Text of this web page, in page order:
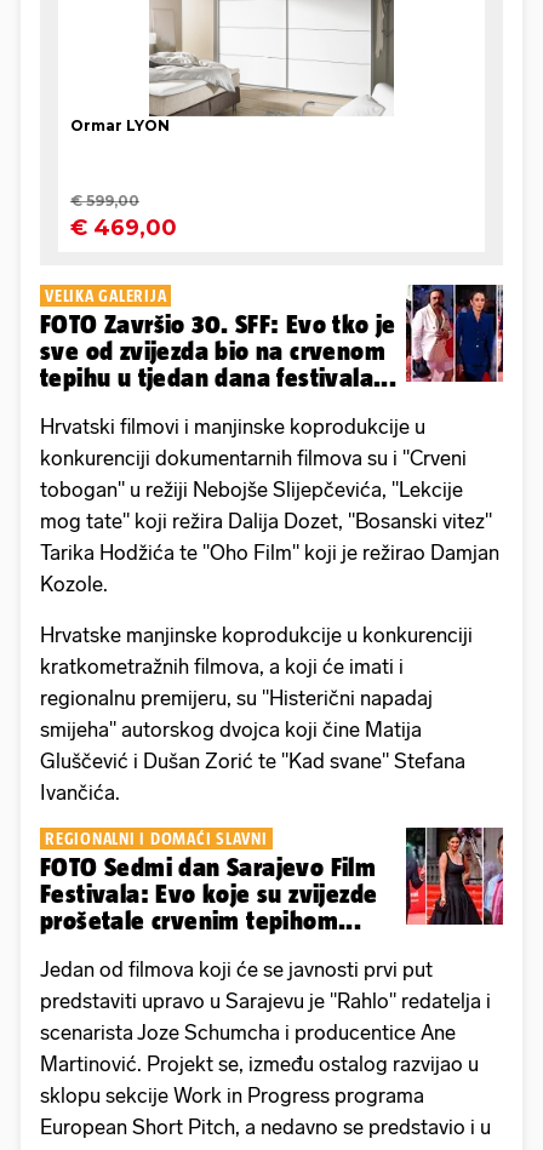
VELIKA GALERIJA
FOTO Završio 30. SFF: Evo tko je
sve od zvijezda bio na crvenom
tepihu u tjedan dana festivala...
Hrvatski filmovi i manjinske koprodukcije u
konkurenciji dokumentarnih filmova su i "Crveni
tobogan" u režiji Nebojše Slijepčevića, "Lekcije
mog tate" koji režira Dalija Dozet, "Bosanski vitez"
Tarika Hodžića te "Oho Film" koji je režirao Damjan
Kozole.
Hrvatske manjinske koprodukcije u konkurenciji
kratkometražnih filmova, a koji će imati i
regionalnu premijeru, su "Histerični napadaj
smijeha" autorskog dvojca koji čine Matija
Gluščević i Dušan Zorić te "Kad svane" Stefana
Ivančića.
REGIONALNI I DOMAĆI SLAVNI
FOTO Sedmi dan Sarajevo Film
Festivala: Evo koje su zvijezde
prošetale crvenim tepihom...
Jedan od filmova koji će se javnosti prvi put
predstaviti upravo u Sarajevu je "Rahlo" redatelja i
scenarista Joze Schumcha i producentice Ane
Martinović. Projekt se, između ostalog razvijao u
sklopu sekcije Work in Progress programa
European Short Pitch, a nedavno se predstavio i u